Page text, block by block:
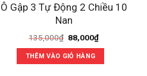
Ô Gập 3 Tự Động 2 Chiều 10
Nan
135,000₫ Giá
gốc
là:
135,000₫.
88,000₫Giá
THÊM VÀO GIỎ HÀNG